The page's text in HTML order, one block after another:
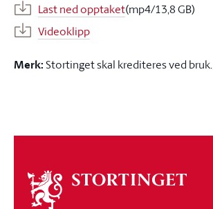
Last ned opptaket(mp4/13,8 GB)
Videoklipp
Merk:Stortinget skal krediteres ved bruk.
Om
stortinget